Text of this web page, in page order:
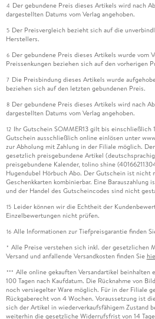
4 Der gebundene Preis dieses Artikels wird nach
dargestellten Datums vom Verlag angehoben.
5 Der Preisvergleich bezieht sich auf die
Herstellers.
6 Der gebundene Preis dieses Artikels wurde vom
Preissenkungen beziehen sich auf den vorherigen
7 Die Preisbindung dieses Artikels wurde
beziehen sich auf den letzten gebundenen Preis.
8 Der gebundene Preis dieses Artikels wird nach
dargestellten Datums vom Verlag angehoben.
12 Ihr Gutschein SOMMER13 gilt bis einschließlich
Gutschein ausschließlich online einlösen unter
zur Abholung mit Zahlung in der Filiale möglich.
gesetzlich preisgebundene Artikel
preisgebundene Kalender, tolino shine
Hugendubel Hörbuch Abo. Der Gutschein ist nicht
Geschenkkarten kombinierbar. Eine
und der Handel des Gutscheincodes sind nicht
15 Leider können wir die Echtheit der
Einzelbewertungen nicht prüfen.
16 Alle Informationen zur Tiefpreisgarantie finden
* Alle Preise verstehen sich inkl. der gesetzlichen
Versand und anfallende Versandkosten finden Sie
*** Alle online gekauften Versandartikel beinhalten
100 Tagen nach Kaufdatum. Die Rücknahme von
noch versiegelter Ware möglich. Für in der Filiale
Rückgaberecht von 4 Wochen. Voraussetzung ist
sich der Artikel in wiederverkaufsfähigem Zustand
weiterhin die gesetzliche Widerrufsfrist von 14